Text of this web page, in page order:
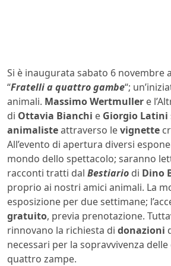
Si è inaugurata sabato 6 novembre
“Fratelli a quattro gambe“;
animali. Massimo Wertmuller e
di Ottavia Bianchi e Giorgio Latini
animalisteattraverso levignette
All’evento di apertura diversi
mondo dello spettacolo; saranno
racconti tratti dal Bestiario di Dino
proprio ai nostri amici animali. La
esposizione per due settimane;
gratuito, previa prenotazione.
rinnovano la richiesta di donazioni
necessari per la sopravvivenza
quattro zampe.